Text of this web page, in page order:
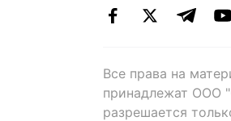
Все права на
принадлежат ООО
разрешается